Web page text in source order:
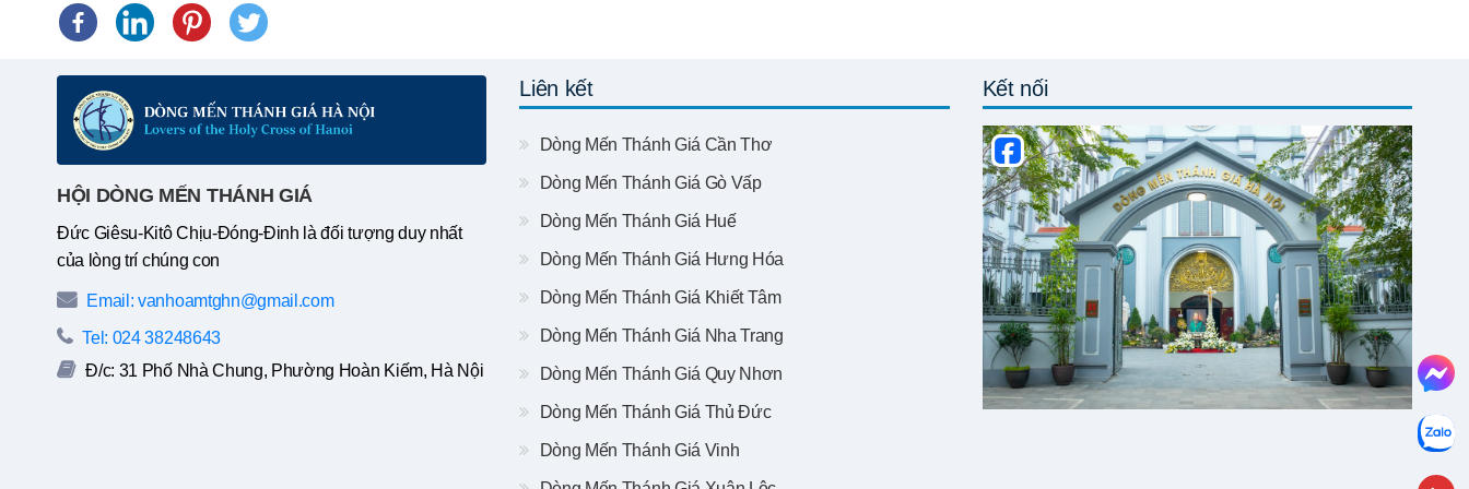
HỘI DÒNG MẾN THÁNH GIÁ
Đức Giêsu-Kitô Chịu-Đóng-Đinh là đối tượng duy nhất
của lòng trí chúng con
Email: vanhoamtghn@gmail.com
Tel: 024 38248643
Đ/c: 31 Phố Nhà Chung, Phường Hoàn Kiếm, Hà Nội
Liên kết
Dòng Mến Thánh Giá Cần Thơ
Dòng Mến Thánh Giá Gò Vấp
Dòng Mến Thánh Giá Huế
Dòng Mến Thánh Giá Hưng Hóa
Dòng Mến Thánh Giá Khiết Tâm
Dòng Mến Thánh Giá Nha Trang
Dòng Mến Thánh Giá Quy Nhơn
Dòng Mến Thánh Giá Thủ Đức
Dòng Mến Thánh Giá Vinh
Kết nối